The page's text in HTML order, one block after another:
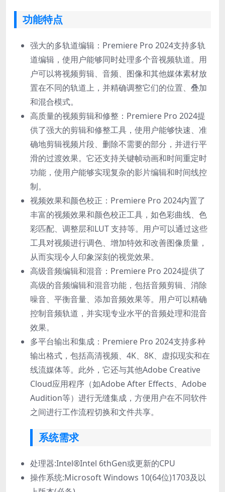
功能特点
强大的多轨道编辑：Premiere Pro 2024支持多轨
道编辑，使用户能够同时处理多个音视频轨道。用
户可以将视频剪辑、音频、图像和其他媒体素材放
置在不同的轨道上，并精确调整它们的位置、叠加
和混合模式。
高质量的视频剪辑和修整：Premiere Pro 2024提
供了强大的剪辑和修整工具，使用户能够快速、准
确地剪辑视频片段、删除不需要的部分，并进行平
滑的过渡效果。它还支持关键帧动画和时间重定时
功能，使用户能够实现复杂的影片编辑和时间线控
制。
视频效果和颜色校正：Premiere Pro 2024内置了
丰富的视频效果和颜色校正工具，如色彩曲线、色
彩匹配、调整层和LUT 支持等。用户可以通过这些
工具对视频进行调色、增加特效和改善图像质量，
从而实现令人印象深刻的视觉效果。
高级音频编辑和混音：Premiere Pro 2024提供了
高级的音频编辑和混音功能，包括音频剪辑、消除
噪音、平衡音量、添加音频效果等。用户可以精确
控制音频轨道，并实现专业水平的音频处理和混音
效果。
多平台输出和集成：Premiere Pro 2024支持多种
输出格式，包括高清视频、4K、8K、虚拟现实和在
线流媒体等。此外，它还与其他Adobe Creative
Cloud应用程序（如Adobe After Effects、Adobe
Audition等）进行无缝集成，方便用户在不同软件
之间进行工作流程切换和文件共享。
系统需求
处理器:Intel®Intel 6thGen或更新的CPU
操作系统:Microsoft Windows 10(64位)1703及以